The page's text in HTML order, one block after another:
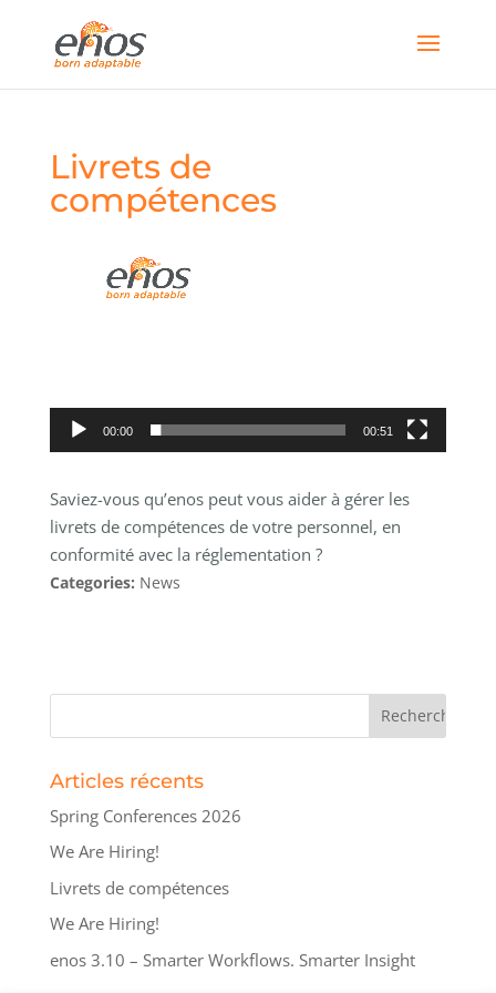
Livrets de
compétences
00:00 00:51
Saviez-vous qu’enos peut vous aider à gérer les
livrets de compétences de votre personnel, en
conformité avec la réglementation ?
Categories: News
Articles récents
Spring Conferences 2026
We Are Hiring!
Livrets de compétences
We Are Hiring!
enos 3.10 – Smarter Workflows. Smarter Insight